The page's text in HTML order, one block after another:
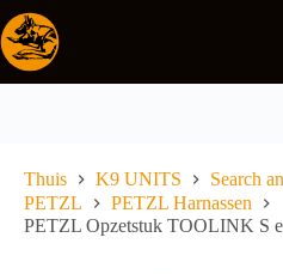
naar
de
inhoud
Thuis K9 UNITS
Search
PETZL
PETZL Harnassen
PETZL Opzetstuk TOOLINK S